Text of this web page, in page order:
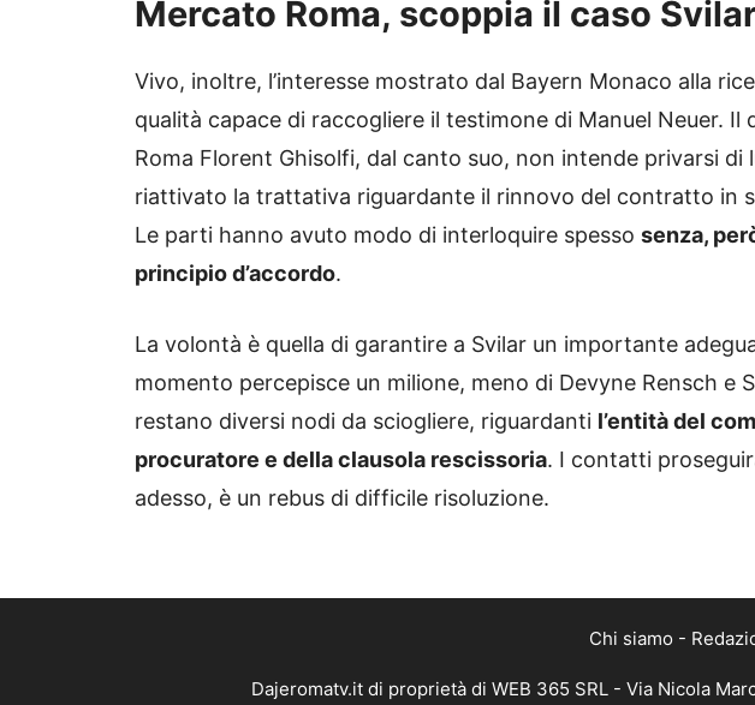
Mercato Roma, scoppia il caso
Vivo, inoltre, l’interesse mostrato dal Bayern Monaco alla
qualità capace di raccogliere il testimone di Manuel Neuer.
Roma Florent Ghisolfi, dal canto suo, non intende privarsi di
riattivato la trattativa riguardante il rinnovo del contratto in
Le parti hanno avuto modo di interloquire spesso senza,
principio d’accordo.
La volontà è quella di garantire a Svilar un importante
momento percepisce un milione, meno di Devyne Rensch e
restano diversi nodi da sciogliere, riguardanti l’entità del
procuratore e della clausola rescissoria. I contatti
adesso, è un rebus di difficile risoluzione.
Chi siamo -
Dajeromatv.it di proprietà di WEB 365 SRL - Via Nicola